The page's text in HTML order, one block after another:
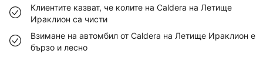
Клиентите казват, че колите на Caldera на Летище
Ираклион са чисти
Взимане на автомбил от Caldera на Летище Ираклион е
бързо и лесно